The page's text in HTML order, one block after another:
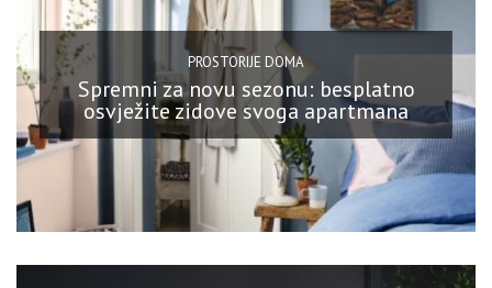
PROSTORIJE DOMA
Spremni za novu sezonu: besplatno
osvježite zidove svoga apartmana